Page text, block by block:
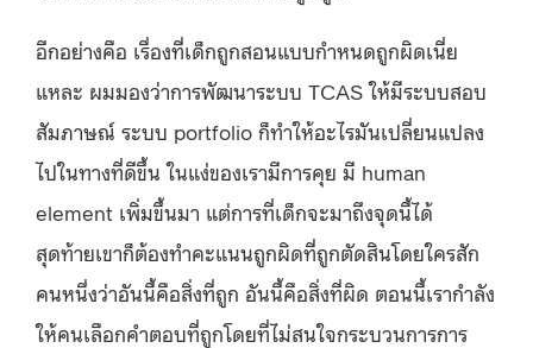
อีกอย่างคือ เรื่องที่เด็กถูกสอนแบบกำหนดถูกผิดเนี่ย
แหละ ผมมองว่าการพัฒนาระบบ TCAS ให้มีระบบสอบ
สัมภาษณ์ ระบบ portfolio ก็ทำให้อะไรมันเปลี่ยนแปลง
ไปในทางที่ดีขึ้น ในแง่ของเรามีการคุย มี human
element เพิ่มขึ้นมา แต่การที่เด็กจะมาถึงจุดนี้ได้
สุดท้ายเขาก็ต้องทำคะแนนถูกผิดที่ถูกตัดสินโดยใครสัก
คนหนึ่งว่าอันนี้คือสิ่งที่ถูก อันนี้คือสิ่งที่ผิด ตอนนี้เรากำลัง
ให้คนเลือกคำตอบที่ถูกโดยที่ไม่สนใจกระบวนการการ